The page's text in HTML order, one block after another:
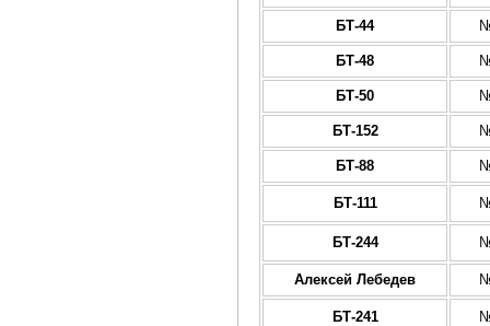
БТ-44
БТ-48
БТ-50
БТ-152
БТ-88
БТ-111
БТ-244
Алексей Лебедев
БТ-241